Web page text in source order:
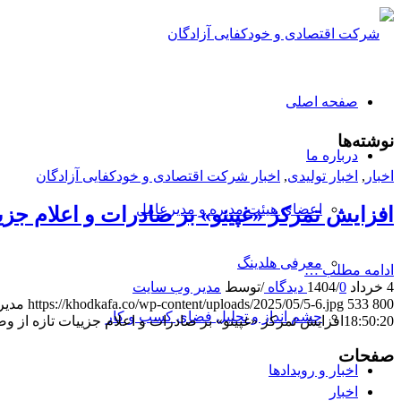
صفحه اصلی
درباره ما
اعضای هیئت مدیره و مدیرعامل
معرفی هلدینگ
چشم انداز و تحلیل فضای کسب و کار
اخبار و رویدادها
نوشته‌ها
اخبار , اخبار تولیدی, اخبار شرکت اقتصادی و خودکفایی آزادگان
افزایش تمرکز «غپینو» بر صادرات و اعلام
ادامه مطلب …
4 خرداد 1404
/0 دیدگاه /توسط مدیر وب سایت
https://khodkafa.co/wp-content/uploads/2025/05/5-6.jpg 533 800
18:50:20 افزایش تمرکز «غپینو» بر صادرات و اعلام جزییات تازه از
صفحات
اخبار